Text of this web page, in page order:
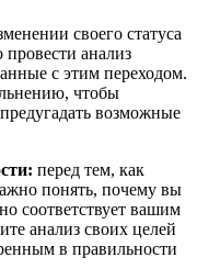
своего статуса
анализ
с этим переходом.
чтобы
возможные
перед тем, как
понять, почему вы
соответствует вашим
анализ своих целей
в правильности